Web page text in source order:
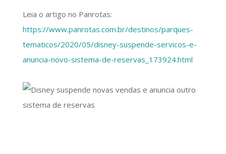
Leia o artigo no Panrotas:
https://www.panrotas.com.br/destinos/parques-
tematicos/2020/05/disney-suspende-servicos-e-
anuncia-novo-sistema-de-reservas_173924.html